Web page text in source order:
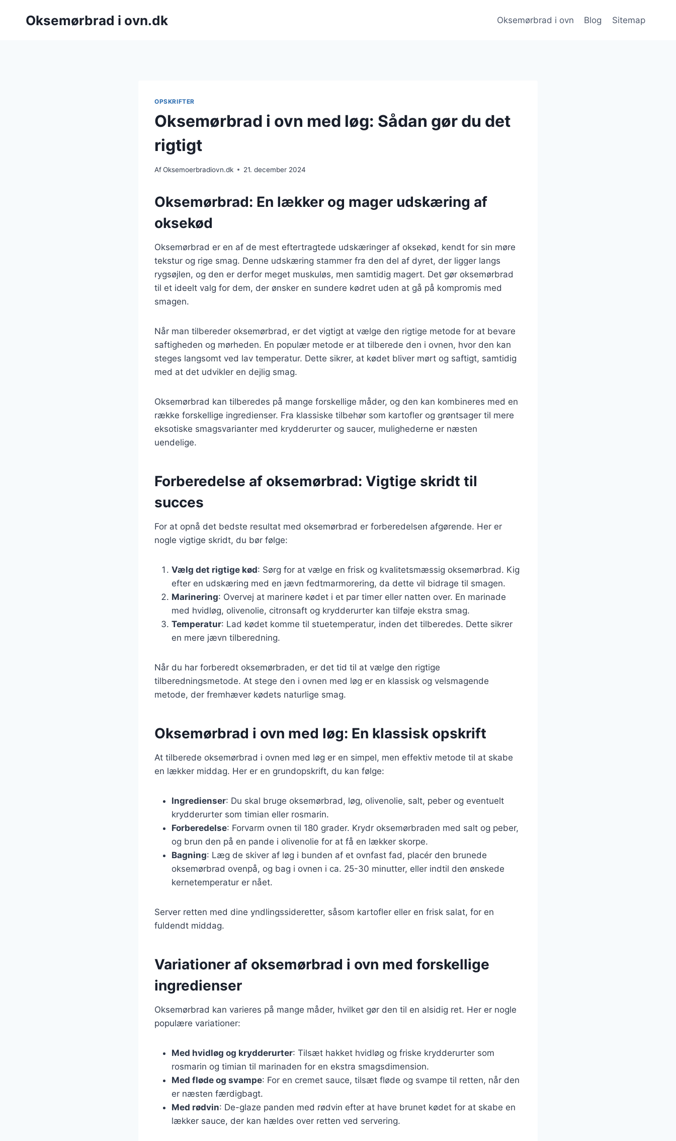
Oksemørbrad i ovn.dk Oksemørbrad i ovn Blog Sitemap
OPSKRIFTER
Oksemørbrad i ovn med løg: Sådan gør du det
rigtigt
AfOksemoerbradiovn.dk 21. december 2024
Oksemørbrad: En lækker og mager udskæring af
oksekød
Oksemørbrad er en af de mest eftertragtede udskæringer af oksekød, kendt for sin møre
tekstur og rige smag. Denne udskæring stammer fra den del af dyret, der ligger langs
rygsøjlen, og den er derfor meget muskuløs, men samtidig magert. Det gør oksemørbrad
til et ideelt valg for dem, der ønsker en sundere kødret uden at gå på kompromis med
smagen.
Når man tilbereder oksemørbrad, er det vigtigt at vælge den rigtige metode for at bevare
saftigheden og mørheden. En populær metode er at tilberede den i ovnen, hvor den kan
steges langsomt ved lav temperatur. Dette sikrer, at kødet bliver mørt og saftigt, samtidig
med at det udvikler en dejlig smag.
Oksemørbrad kan tilberedes på mange forskellige måder, og den kan kombineres med en
række forskellige ingredienser. Fra klassiske tilbehør som kartofler og grøntsager til mere
eksotiske smagsvarianter med krydderurter og saucer, mulighederne er næsten
uendelige.
Forberedelse af oksemørbrad: Vigtige skridt til
succes
For at opnå det bedste resultat med oksemørbrad er forberedelsen afgørende. Her er
nogle vigtige skridt, du bør følge:
Vælg det rigtige kød: Sørg for at vælge en frisk og kvalitetsmæssig oksemørbrad. Kig
efter en udskæring med en jævn fedtmarmorering, da dette vil bidrage til smagen.
Marinering: Overvej at marinere kødet i et par timer eller natten over. En marinade
med hvidløg, olivenolie, citronsaft og krydderurter kan tilføje ekstra smag.
Temperatur: Lad kødet komme til stuetemperatur, inden det tilberedes. Dette sikrer
en mere jævn tilberedning.
Når du har forberedt oksemørbraden, er det tid til at vælge den rigtige
tilberedningsmetode. At stege den i ovnen med løg er en klassisk og velsmagende
metode, der fremhæver kødets naturlige smag.
Oksemørbrad i ovn med løg: En klassisk opskrift
At tilberede oksemørbrad i ovnen med løg er en simpel, men effektiv metode til at skabe
en lækker middag. Her er en grundopskrift, du kan følge:
Ingredienser: Du skal bruge oksemørbrad, løg, olivenolie, salt, peber og eventuelt
krydderurter som timian eller rosmarin.
Forberedelse: Forvarm ovnen til 180 grader. Krydr oksemørbraden med salt og peber,
og brun den på en pande i olivenolie for at få en lækker skorpe.
Bagning: Læg de skiver af løg i bunden af et ovnfast fad, placér den brunede
oksemørbrad ovenpå, og bag i ovnen i ca. 25-30 minutter, eller indtil den ønskede
kernetemperatur er nået.
Server retten med dine yndlingssideretter, såsom kartofler eller en frisk salat, for en
fuldendt middag.
Variationer af oksemørbrad i ovn med forskellige
ingredienser
Oksemørbrad kan varieres på mange måder, hvilket gør den til en alsidig ret. Her er nogle
populære variationer:
Med hvidløg og krydderurter: Tilsæt hakket hvidløg og friske krydderurter som
rosmarin og timian til marinaden for en ekstra smagsdimension.
Med fløde og svampe: For en cremet sauce, tilsæt fløde og svampe til retten, når den
er næsten færdigbagt.
Med rødvin: De-glaze panden med rødvin efter at have brunet kødet for at skabe en
lækker sauce, der kan hældes over retten ved servering.